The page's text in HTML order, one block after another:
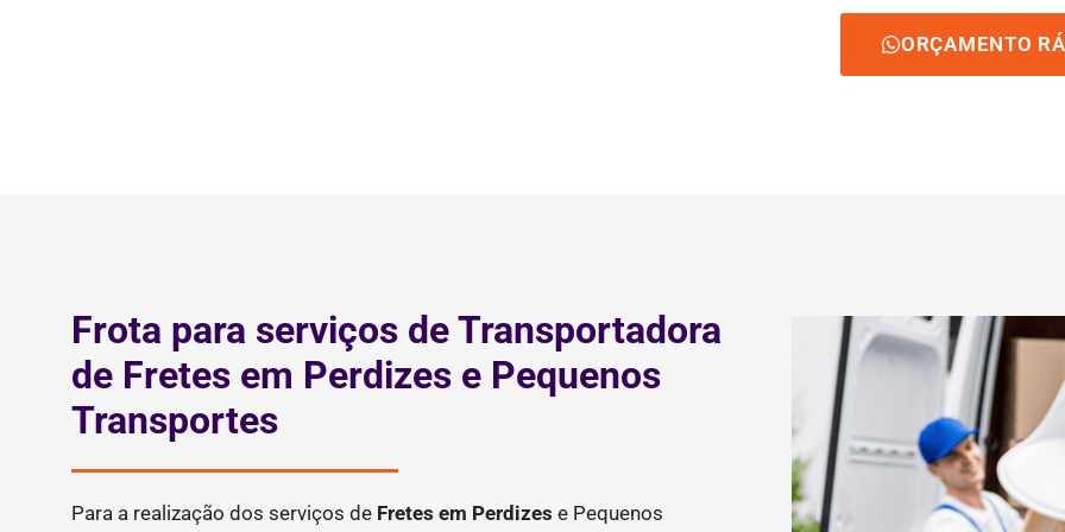
ORÇAMENTO
Frota para serviços de Transportadora
de Fretes em Perdizes e Pequenos
Transportes
Para a realização dos serviços de Fretes em Perdizes e Pequenos